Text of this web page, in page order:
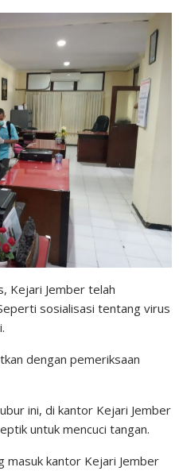
Kejari Jember telah
sosialisasi tentang virus
dengan pemeriksaan
ini, di kantor Kejari Jember
untuk mencuci tangan.
masuk kantor Kejari Jember